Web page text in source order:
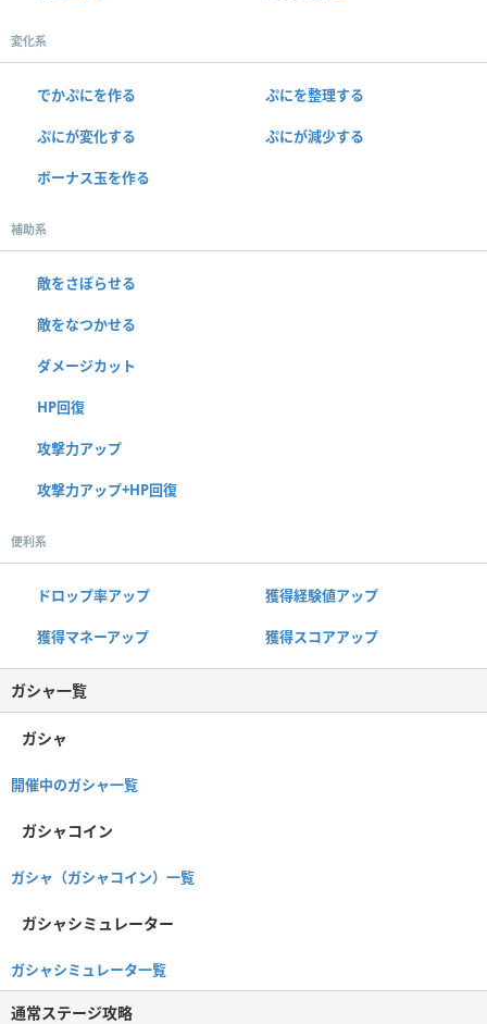
変化系
でかぷにを作る ぷにを整理する
ぷにが変化する ぷにが減少する
ボーナス玉を作る
補助系
敵をさぼらせる
敵をなつかせる
ダメージカット
HP回復
攻撃力アップ
攻撃力アップ+HP回復
便利系
ドロップ率アップ 獲得経験値アップ
獲得マネーアップ 獲得スコアアップ
ガシャ一覧
ガシャ
開催中のガシャ一覧
ガシャコイン
ガシャ（ガシャコイン）一覧
ガシャシミュレーター
ガシャシミュレータ一覧
通常ステージ攻略